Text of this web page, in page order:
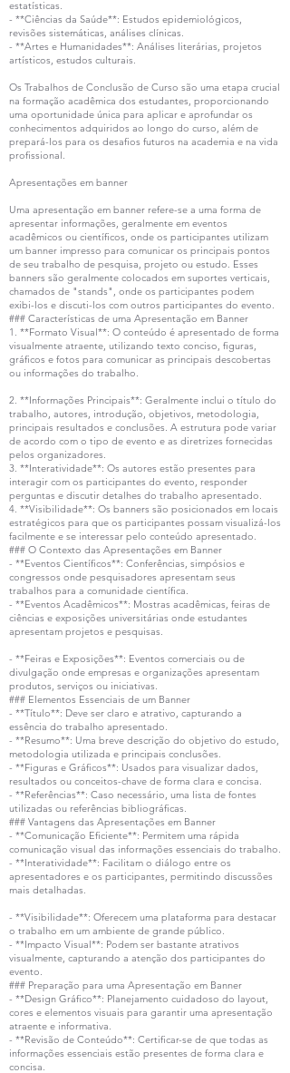
estatísticas.
- **Ciências da Saúde**: Estudos epidemiológicos,
revisões sistemáticas, análises clínicas.
- **Artes e Humanidades**: Análises literárias, projetos
artísticos, estudos culturais.
Os Trabalhos de Conclusão de Curso são uma etapa crucial
na formação acadêmica dos estudantes, proporcionando
uma oportunidade única para aplicar e aprofundar os
conhecimentos adquiridos ao longo do curso, além de
prepará-los para os desafios futuros na academia e na vida
profissional.
Apresentações em banner
Uma apresentação em banner refere-se a uma forma de
apresentar informações, geralmente em eventos
acadêmicos ou científicos, onde os participantes utilizam
um banner impresso para comunicar os principais pontos
de seu trabalho de pesquisa, projeto ou estudo. Esses
banners são geralmente colocados em suportes verticais,
chamados de "stands", onde os participantes podem
exibi-los e discuti-los com outros participantes do evento.
### Características de uma Apresentação em Banner
1. **Formato Visual**: O conteúdo é apresentado de forma
visualmente atraente, utilizando texto conciso, figuras,
gráficos e fotos para comunicar as principais descobertas
ou informações do trabalho.
2. **Informações Principais**: Geralmente inclui o título do
trabalho, autores, introdução, objetivos, metodologia,
principais resultados e conclusões. A estrutura pode variar
de acordo com o tipo de evento e as diretrizes fornecidas
pelos organizadores.
3. **Interatividade**: Os autores estão presentes para
interagir com os participantes do evento, responder
perguntas e discutir detalhes do trabalho apresentado.
4. **Visibilidade**: Os banners são posicionados em locais
estratégicos para que os participantes possam visualizá-los
facilmente e se interessar pelo conteúdo apresentado.
### O Contexto das Apresentações em Banner
- **Eventos Científicos**: Conferências, simpósios e
congressos onde pesquisadores apresentam seus
trabalhos para a comunidade científica.
- **Eventos Acadêmicos**: Mostras acadêmicas, feiras de
ciências e exposições universitárias onde estudantes
apresentam projetos e pesquisas.
- **Feiras e Exposições**: Eventos comerciais ou de
divulgação onde empresas e organizações apresentam
produtos, serviços ou iniciativas.
### Elementos Essenciais de um Banner
- **Título**: Deve ser claro e atrativo, capturando a
essência do trabalho apresentado.
- **Resumo**: Uma breve descrição do objetivo do estudo,
metodologia utilizada e principais conclusões.
- **Figuras e Gráficos**: Usados para visualizar dados,
resultados ou conceitos-chave de forma clara e concisa.
- **Referências**: Caso necessário, uma lista de fontes
utilizadas ou referências bibliográficas.
### Vantagens das Apresentações em Banner
- **Comunicação Eficiente**: Permitem uma rápida
comunicação visual das informações essenciais do trabalho.
- **Interatividade**: Facilitam o diálogo entre os
apresentadores e os participantes, permitindo discussões
mais detalhadas.
- **Visibilidade**: Oferecem uma plataforma para destacar
o trabalho em um ambiente de grande público.
- **Impacto Visual**: Podem ser bastante atrativos
visualmente, capturando a atenção dos participantes do
evento.
### Preparação para uma Apresentação em Banner
- **Design Gráfico**: Planejamento cuidadoso do layout,
cores e elementos visuais para garantir uma apresentação
atraente e informativa.
- **Revisão de Conteúdo**: Certificar-se de que todas as
informações essenciais estão presentes de forma clara e
concisa.